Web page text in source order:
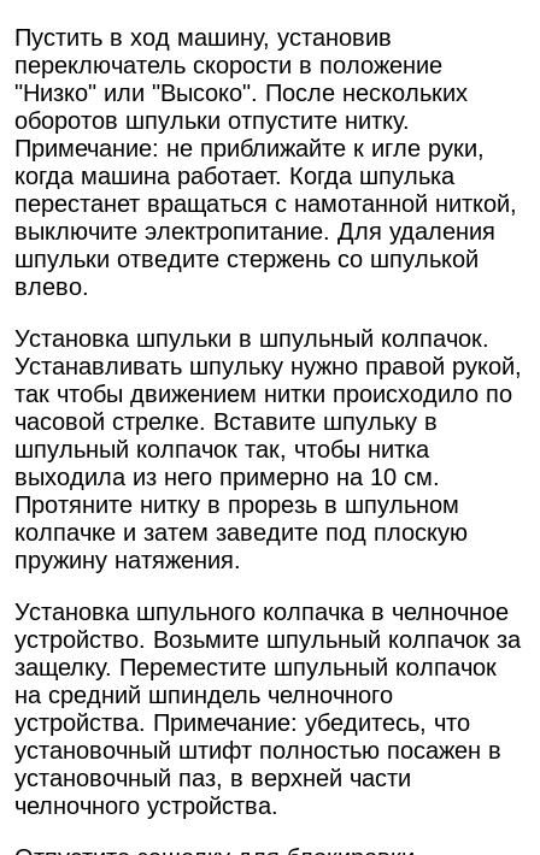
Пустить в ход машину, установив
переключатель скорости в положение
"Низко" или "Высоко". После нескольких
оборотов шпульки отпустите нитку.
Примечание: не приближайте к игле руки,
когда машина работает. Когда шпулька
перестанет вращаться с намотанной ниткой,
выключите электропитание. Для удаления
шпульки отведите стержень со шпулькой
влево.
Установка шпульки в шпульный колпачок.
Устанавливать шпульку нужно правой рукой,
так чтобы движением нитки происходило по
часовой стрелке. Вставите шпульку в
шпульный колпачок так, чтобы нитка
выходила из него примерно на 10 см.
Протяните нитку в прорезь в шпульном
колпачке и затем заведите под плоскую
пружину натяжения.
Установка шпульного колпачка в челночное
устройство. Возьмите шпульный колпачок за
защелку. Переместите шпульный колпачок
на средний шпиндель челночного
устройства. Примечание: убедитесь, что
установочный штифт полностью посажен в
установочный паз, в верхней части
челночного устройства.